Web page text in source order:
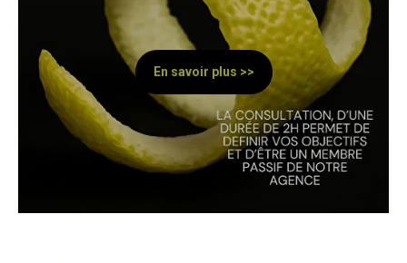
En savoir plus >>